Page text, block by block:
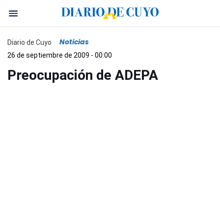
Diario de Cuyo Noticias
26 de septiembre de 2009 - 00:00
Preocupación de ADEPA